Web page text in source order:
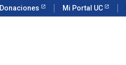
Donaciones Mi Portal UC